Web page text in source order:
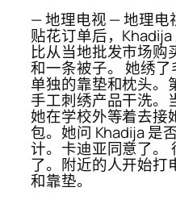
— 地理电视 — 地理电
贴花订单后，
比从当地批发市场购
和一条被子。 她绣
单独的靠垫和枕头。
手工刺绣产品干洗。
她在学校外等着去接
包。她问 Khadija 是
计。卡迪亚同意了。
了。附近的人开始打
和靠垫。